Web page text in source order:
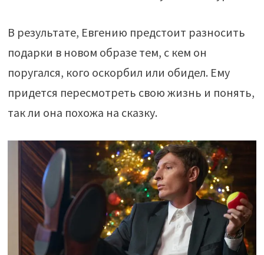
В результате, Евгению предстоит разносить
подарки в новом образе тем, с кем он
поругался, кого оскорбил или обидел. Ему
придется пересмотреть свою жизнь и понять,
так ли она похожа на сказку.